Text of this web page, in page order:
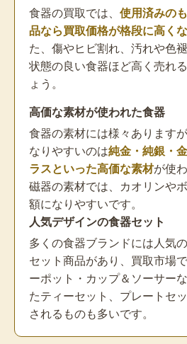
食器の買取では、 使用済みの
品なら買取価格が格段に高く
た、傷やヒビ割れ、汚れや色
状態の良い食器ほど高く売れ
ょう。
高価な素材が使われた食器
食器の素材には様々あります
なりやすいのは純金・純銀・
ラスといった高価な素材が使
磁器の素材では、カオリンや
額になりやすいです。
人気デザインの食器セット
多くの食器ブランドには人気
セット商品があり、買取市場
ーポット・カップ＆ソーサー
たティーセット、プレートセ
されるものも多いです。